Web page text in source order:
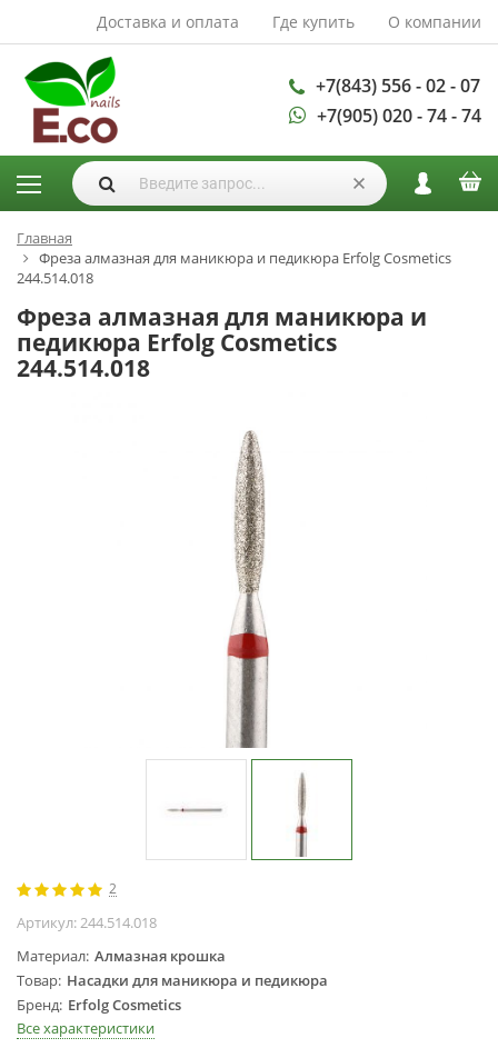
Доставка и оплата Где купить О компании
+7(843) 556 - 02 - 07
+7(905) 020 - 74 - 74
АКСЕССУАРЫ И
РАСХОДНЫЕ
МАТЕРИАЛЫ
Аксессуары
Запасные
лампы
Кисти
Одноразовая
продукция
ГЕЛЬ ЛАКИ
База для гель
Пылесосы
Стерилизаторы
УЗ-ванны
Фрезы и
насадки
Хранение
Главная
Фреза алмазная для маникюра и педикюра Erfolg Cosmetics
244.514.018
Фреза алмазная для маникюра и
педикюра Erfolg Cosmetics
244.514.018
2
Артикул:244.514.018
Материал Алмазная крошка
Товар Насадки для маникюра и педикюра
Бренд Erfolg Cosmetics
Все характеристики